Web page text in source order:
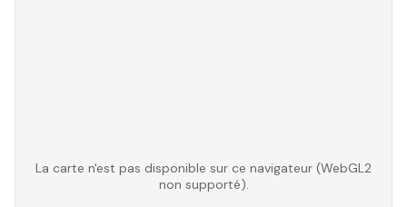
La carte n'est pas disponible sur ce navigateur (WebGL2
non supporté).